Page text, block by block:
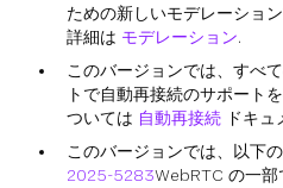
ための新しいモデレーショ
詳細は モデレーション.
このバージョンでは、すべ
トで自動再接続のサポート
ついては 自動再接続 ドキュ
このバージョンでは、以下
2025-5283WebRTC の一